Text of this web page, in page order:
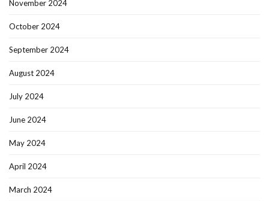
November 2024
October 2024
September 2024
August 2024
July 2024
June 2024
May 2024
April 2024
March 2024